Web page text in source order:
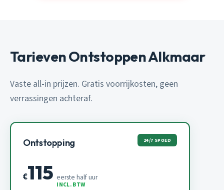
Tarieven Ontstoppen Alkmaar
Vaste all-in prijzen. Gratis voorrijkosten, geen
verrassingen achteraf.
Ontstopping 24/7 SPOED
€115 eerste half uur
INCL. BTW